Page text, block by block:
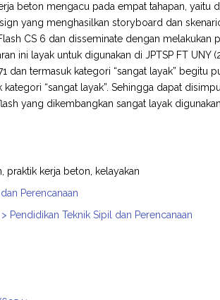
beton mengacu pada empat tahapan, yaitu
yang menghasilkan storyboard dan
CS 6 dan disseminate dengan melakukan
ini layak untuk digunakan di JPTSP FT UNY
termasuk kategori “sangat layak” begitu
“sangat layak”. Sehingga dapat
yang dikembangkan sangat layak
praktik kerja beton, kelayakan
Perencanaan
Pendidikan Teknik Sipil dan Perencanaan